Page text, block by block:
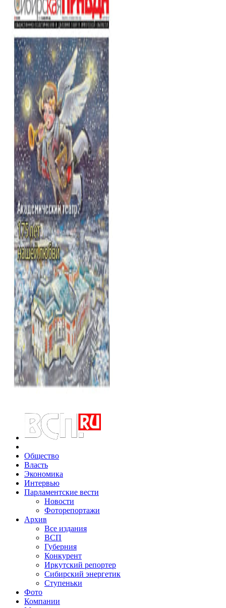
Общество
Власть
Экономика
Интервью
Парламентские вести
Новости
Фоторепортажи
Архив
Все издания
ВСП
Губерния
Конкурент
Иркутский репортер
Сибирский энергетик
Ступеньки
Фото
Компании